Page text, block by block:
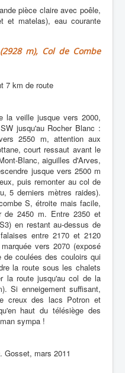
pièce claire avec poêle,
et matelas), eau courante
m), Col de Combe
7 km de route
la veille jusque vers 2000,
jusqu'au Rocher Blanc :
2550 m, attention aux
court ressaut avant le
Blanc, aiguilles d'Arves,
jusque vers 2500 m
puis remonter au col de
5 derniers mètres raides).
S, étroite mais facile,
de 2450 m. Entre 2350 et
en restant au-dessus de
entre 2170 et 2120
vers 2070 (exposé
coulées des couloirs qui
la route sous les chalets
la route jusqu'au col de la
Si enneigement suffisant,
creux des lacs Potron et
haut du télésiège des
sympa !
Gosset, mars 2011